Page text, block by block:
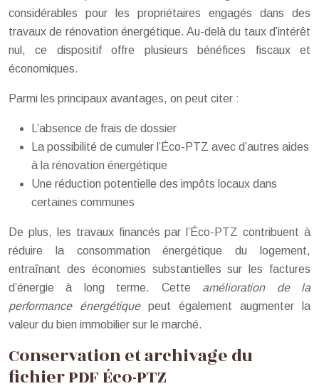
considérables pour les propriétaires engagés dans des
travaux de rénovation énergétique. Au-delà du taux d’intérêt
nul, ce dispositif offre plusieurs bénéfices fiscaux et
économiques.
Parmi les principaux avantages, on peut citer :
L’absence de frais de dossier
La possibilité de cumuler l’Éco-PTZ avec d’autres aides
à la rénovation énergétique
Une réduction potentielle des impôts locaux dans
certaines communes
De plus, les travaux financés par l’Éco-PTZ contribuent à
réduire la consommation énergétique du logement,
entraînant des économies substantielles sur les factures
d’énergie à long terme. Cette amélioration de la
performance énergétique peut également augmenter la
valeur du bien immobilier sur le marché.
Conservation et archivage du
fichier PDF Éco-PTZ